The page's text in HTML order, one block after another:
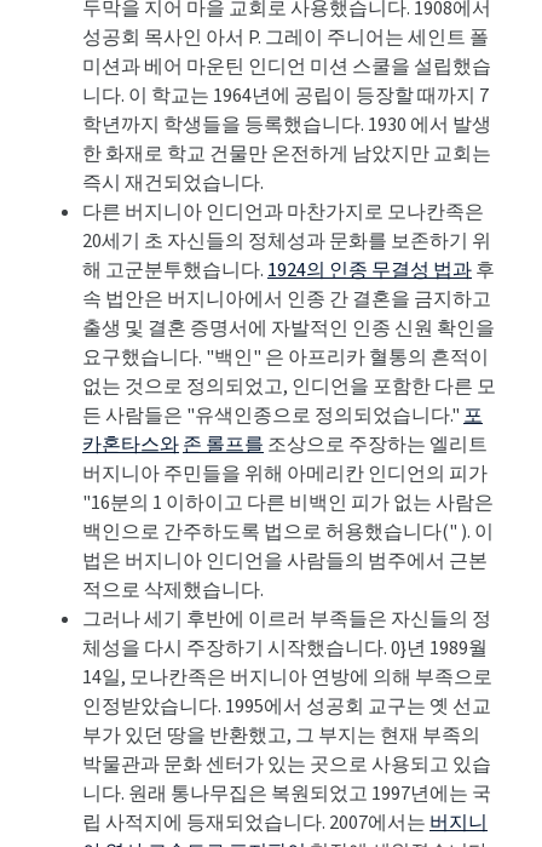
두막을 지어 마을 교회로 사용했습니다. 1908에서
성공회 목사인 아서 P. 그레이 주니어는 세인트 폴
미션과 베어 마운틴 인디언 미션 스쿨을 설립했습
니다. 이 학교는 1964년에 공립이 등장할 때까지 7
학년까지 학생들을 등록했습니다. 1930 에서 발생
한 화재로 학교 건물만 온전하게 남았지만 교회는
즉시 재건되었습니다.
다른 버지니아 인디언과 마찬가지로 모나칸족은
20세기 초 자신들의 정체성과 문화를 보존하기 위
해 고군분투했습니다.1924의 인종 무결성 법과후
속 법안은 버지니아에서 인종 간 결혼을 금지하고
출생 및 결혼 증명서에 자발적인 인종 신원 확인을
요구했습니다. "백인" 은 아프리카 혈통의 흔적이
없는 것으로 정의되었고, 인디언을 포함한 다른 모
든 사람들은 "유색인종으로 정의되었습니다."포
카혼타스와존 롤프를조상으로 주장하는 엘리트
버지니아 주민들을 위해 아메리칸 인디언의 피가
"16분의 1 이하이고 다른 비백인 피가 없는 사람은
백인으로 간주하도록 법으로 허용했습니다(" ). 이
법은 버지니아 인디언을 사람들의 범주에서 근본
적으로 삭제했습니다.
그러나 세기 후반에 이르러 부족들은 자신들의 정
체성을 다시 주장하기 시작했습니다. 0}년 1989월
14일, 모나칸족은 버지니아 연방에 의해 부족으로
인정받았습니다. 1995에서 성공회 교구는 옛 선교
부가 있던 땅을 반환했고, 그 부지는 현재 부족의
박물관과 문화 센터가 있는 곳으로 사용되고 있습
니다. 원래 통나무집은 복원되었고 1997년에는 국
립 사적지에 등재되었습니다. 2007에서는버지니